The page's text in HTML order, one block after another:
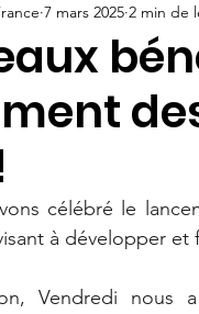
des Hommes France
Durable
7 mars 2025 2 min de
célébré le
à développer et
Vendredi nous